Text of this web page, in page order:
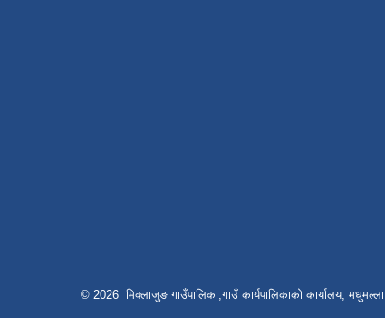
© 2026 मिक्लाजुङ गाउँपालिका,गाउँ कार्यपालिकाको कार्यालय, मधुमल्ला